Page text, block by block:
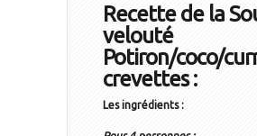
Recette de la
velouté
Potiron/coco/
crevettes :
Les ingrédients :